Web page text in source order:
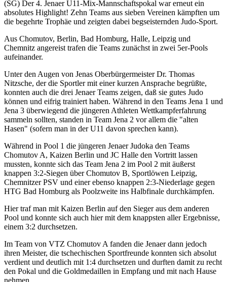
(SG) Der 4. Jenaer U11-Mix-Mannschaftspokal war erneut ein
absolutes Highlight! Zehn Teams aus sieben Vereinen kämpften um
die begehrte Trophäe und zeigten dabei begseisternden Judo-Sport.
Aus Chomutov, Berlin, Bad Homburg, Halle, Leipzig und
Chemnitz angereist trafen die Teams zunächst in zwei 5er-Pools
aufeinander.
Unter den Augen von Jenas Oberbürgermeister Dr. Thomas
Nitzsche, der die Sportler mit einer kurzen Ansprache begrüßte,
konnten auch die drei Jenaer Teams zeigen, daß sie gutes Judo
können und eifrig trainiert haben. Während in den Teams Jena 1 und
Jena 3 überwiegend die jüngeren Athleten Wettkampferfahrung
sammeln sollten, standen in Team Jena 2 vor allem die "alten
Hasen" (sofern man in der U11 davon sprechen kann).
Während in Pool 1 die jüngeren Jenaer Judoka den Teams
Chomutov A, Kaizen Berlin und JC Halle den Vortritt lassen
mussten, konnte sich das Team Jena 2 im Pool 2 mit äußerst
knappen 3:2-Siegen über Chomutov B, Sportlöwen Leipzig,
Chemnitzer PSV und einer ebenso knappen 2:3-Niederlage gegen
HTG Bad Homburg als Poolzweite ins Halbfinale durchkämpfen.
Hier traf man mit Kaizen Berlin auf den Sieger aus dem anderen
Pool und konnte sich auch hier mit dem knappsten aller Ergebnisse,
einem 3:2 durchsetzen.
Im Team von VTZ Chomutov A fanden die Jenaer dann jedoch
ihren Meister, die tschechischen Sportfreunde konnten sich absolut
verdient und deutlich mit 1:4 durchsetzen und durften damit zu recht
den Pokal und die Goldmedaillen in Empfang und mit nach Hause
nehmen.